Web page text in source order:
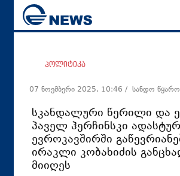
პოლიტიკა
07 ნოემბერი 2025, 10:46 / სანდო წყარო
სკანდალური წერილი და
პაველ ჰერჩინსკი
ევროკავშირში
ირაკლი კობახიძის
მიიღეს